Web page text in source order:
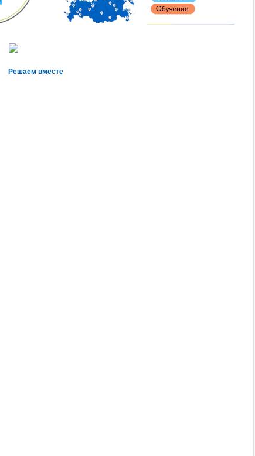
Решаем вместе